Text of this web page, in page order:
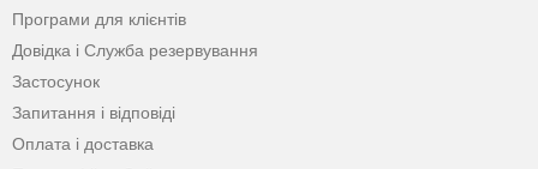
Програми для клієнтів
Довідка і Служба резервування
Застосунок
Запитання і відповіді
Оплата і доставка